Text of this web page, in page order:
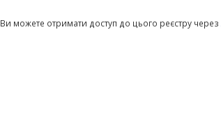
Ви можете отримати доступ до цього реєстру через